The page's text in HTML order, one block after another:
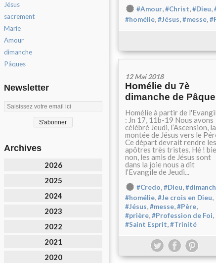
Jésus
sacrement
Marie
Amour
dimanche
Pâques
Newsletter
Archives
2026
2025
2024
2023
2022
2021
2020
#Amour,#Christ,#Dieu,
#homélie,#Jésus,#messe,
12 Mai 2018
Homélie du 7è
dimanche de
Homélie à partir de
: Jn 17, 11b-19 Nous avons
célébré Jeudi, l’Ascension, la
montée de Jésus vers le
Ce départ devrait rendre les
apôtres très tristes. Hé !
non, les amis de Jésus sont
dans la joie nous a dit
l’Evangile de Jeudi...
#Credo,#Dieu,
#homélie,#Je crois en Dieu,
#Jésus,#messe,#Père,
#prière,#Profession de Foi,
#Saint Esprit,#Trinité